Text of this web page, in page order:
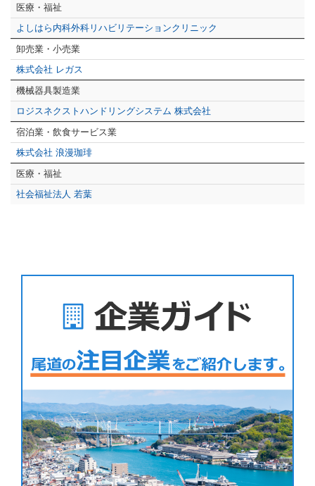
医療・福祉
よしはら内科外科リハビリテーションクリニック
卸売業・小売業
株式会社 レガス
機械器具製造業
ロジスネクストハンドリングシステム 株式会社
宿泊業・飲食サービス業
株式会社 浪漫珈琲
医療・福祉
社会福祉法人 若葉